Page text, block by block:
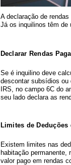
A declaração de
Já os inquilinos têm de
Declarar Rendas
Se é inquilinodeve
descontar subsídios
IRS, no campo 6C do
seu lado declara as
Limites de Deduções
Existem limites nas
habitação permanente,
valor pago em rendas